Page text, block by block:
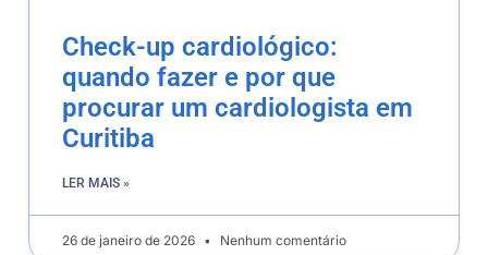
Check-up cardiológico:
quando fazer e por que
procurar um cardiologista em
Curitiba
LER MAIS »
26 de janeiro de 2026 Nenhum comentário